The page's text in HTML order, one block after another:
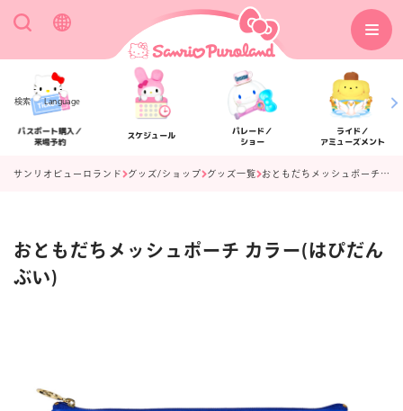
検索 Language
パスポート購入／
来場予約
スケジュール
パレード／
ショー
ライド／
アミューズメント
アクセス フロアマップ
楽しみ方 サービスガイド
サンリオピューロランド グッズ/ショップ グッズ一覧 おともだちメッシュポーチ カラー(はぴだんぶい)
おともだちメッシュポーチ カラー(はぴだん
ぶい)